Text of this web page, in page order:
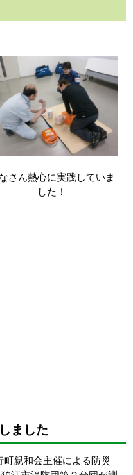
さん熱心に実践していま
した！
ました
親和会主催による防災